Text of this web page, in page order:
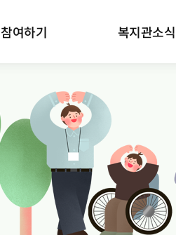
참여하기 복지관소식